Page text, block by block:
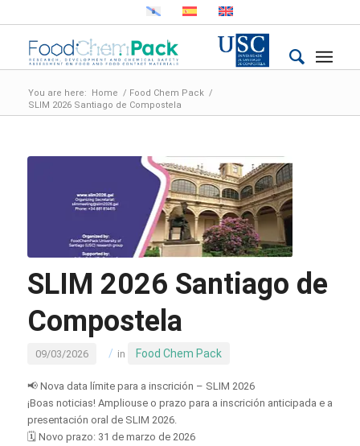
You are here: Home / Food Chem Pack /
SLIM 2026 Santiago de Compostela
SLIM 2026 Santiago de
Compostela
09/03/2026 / in Food Chem Pack
📢 Nova data límite para a inscrición – SLIM 2026
¡Boas noticias! Ampliouse o prazo para a inscrición anticipada e a
presentación oral de SLIM 2026.
🗓 Novo prazo: 31 de marzo de 2026